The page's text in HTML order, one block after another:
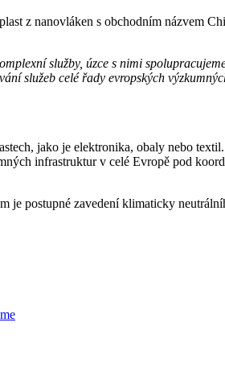
z nanovláken s obchodním názvem
služby, úzce s nimi
služeb celé řady evropských
jako je elektronika, obaly nebo
infrastruktur v celé Evropě pod
postupné zavedení klimaticky